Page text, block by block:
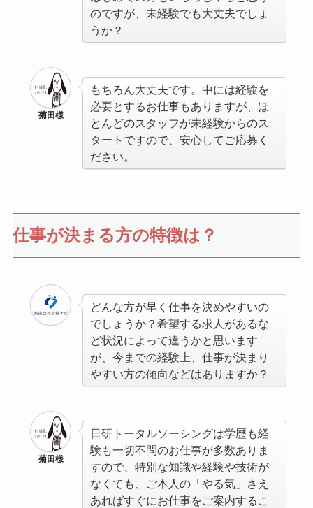
のですが、未経験でも大丈夫でしょ
うか？
菊田様
もちろん大丈夫です。中には経験を
必要とするお仕事もありますが、ほ
とんどのスタッフが未経験からのス
タートですので、安心してご応募く
ださい。
仕事が決まる方の特徴は？
どんな方が早く仕事を決めやすいの
でしょうか？希望する求人があるな
ど状況によって違うかと思います
が、今までの経験上、仕事が決まり
やすい方の傾向などはありますか？
菊田様
日研トータルソーシングは学歴も経
験も一切不問のお仕事が多数ありま
すので、特別な知識や経験や技術が
なくても、ご本人の「やる気」さえ
あればすぐにお仕事をご案内するこ